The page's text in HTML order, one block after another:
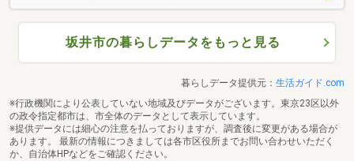
坂井市の暮らしデータをもっと見る
暮らしデータ提供元： 生活ガイド.com
※行政機関により公表していない地域及びデータがございます。東京23区以外
の政令指定都市は、市全体のデータとして表示しています。
※提供データには細心の注意を払っておりますが、調査後に変更がある場合が
あります。 最新の情報につきましては各市区役所までお問い合わせいただく
か、自治体HPなどをご確認ください。